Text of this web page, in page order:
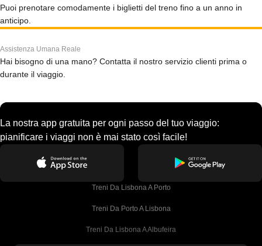
Puoi prenotare comodamente i biglietti del treno fino a un anno in
anticipo.
Assistenza Umana Reale
Hai bisogno di una mano? Contatta il nostro servizio clienti prima o
durante il viaggio.
La nostra app gratuita per ogni passo del tuo viaggio:
pianificare i viaggi non è mai stato così facile!
Treni Da Lisbona A Porto
Treni Da Porto A Lisbona
Treni Da Lisbona A Albufeira